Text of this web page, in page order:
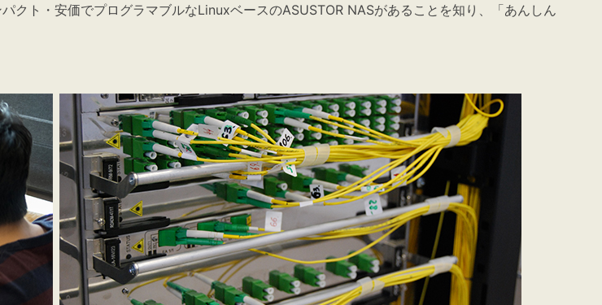
クト・安価でプログラマブルなLinuxベースのASUSTOR NASがあることを知り、「あんしん